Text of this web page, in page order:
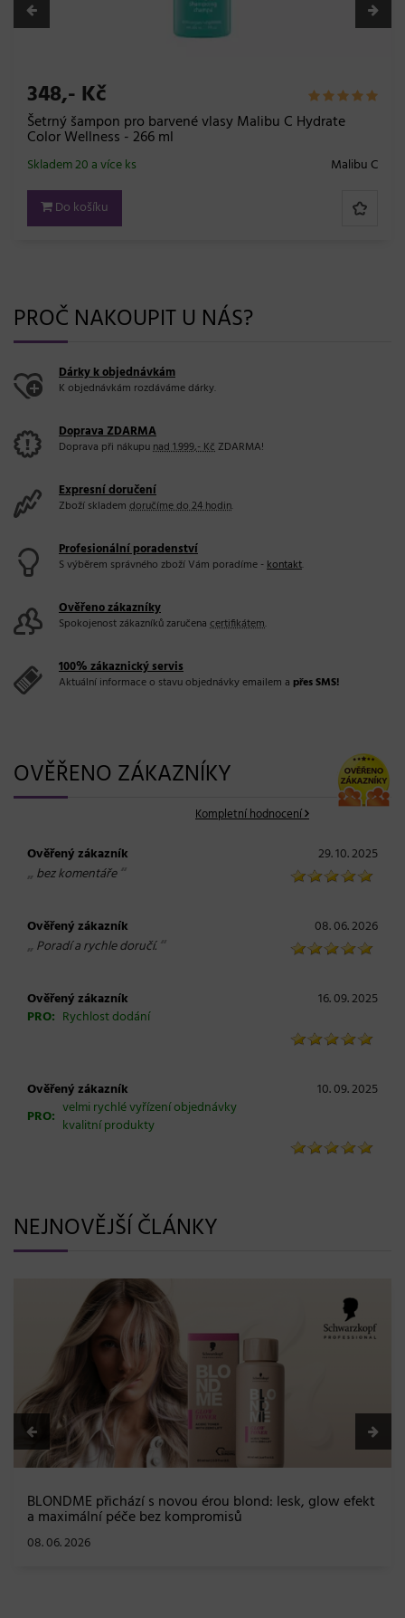
348,- Kč
Šetrný šampon pro barvené vlasy Malibu C Hydrate
Color Wellness - 266 ml
Malibu C
Skladem 20 a více ks
Do košíku
PROČ NAKOUPIT U NÁS?
Dárky k objednávkám
K objednávkám rozdáváme dárky.
Doprava ZDARMA
Doprava při nákupunad 1.999,- KčZDARMA!
Expresní doručení
Zboží skladem doručíme do 24 hodin.
Profesionální poradenství
S výběrem správného zboží Vám poradíme -kontakt.
Ověřeno zákazníky
Spokojenost zákazníků zaručena certifikátem.
100% zákaznický servis
Aktuální informace o stavu objednávky emailem a přes SMS!
OVĚŘENO ZÁKAZNÍKY
Kompletní hodnocení
Ověřený zákazník 29. 10. 2025
„ bez komentáře“
Ověřený zákazník 08. 06. 2026
„ Poradí a rychle doručí.“
Ověřený zákazník
16. 09. 2025
PRO: Rychlost dodání
Ověřený zákazník
10. 09. 2025
PRO: velmi rychlé vyřízení objednávky
kvalitní produkty
NEJNOVĚJŠÍ ČLÁNKY
BLONDME přichází s novou érou blond: lesk, glow efekt
a maximální péče bez kompromisů
08. 06. 2026